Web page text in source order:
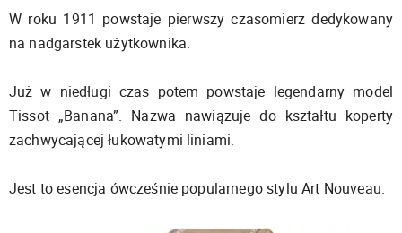
W roku 1911 powstaje pierwszy czasomierz dedykowany
na nadgarstek użytkownika.
Już w niedługi czas potem powstaje legendarny model
Tissot „Banana”. Nazwa nawiązuje do kształtu koperty
zachwycającej łukowatymi liniami.
Jest to esencja ówcześnie popularnego stylu Art Nouveau.